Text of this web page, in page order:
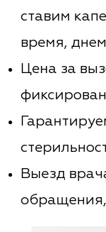
ставим
время,
Цена за
Выезд
обращения,